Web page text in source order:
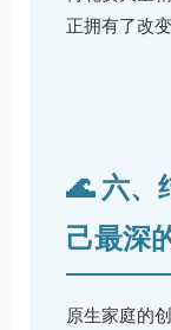
正拥有了改
🌊 六、
己最深
原生家庭的